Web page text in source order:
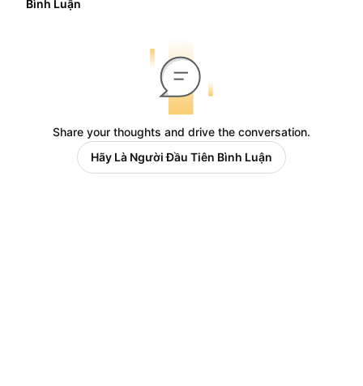
Bình Luận
Share your thoughts and drive the conversation.
Hãy Là Người Đầu Tiên Bình Luận